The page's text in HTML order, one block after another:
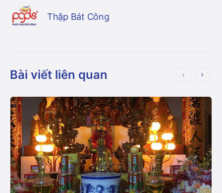
Thập Bát Công
Bài viết liên quan